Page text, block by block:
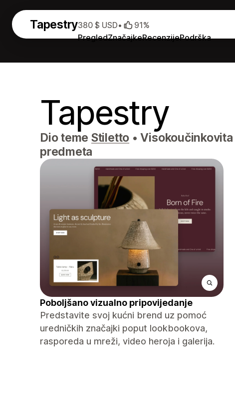
Tapestry
PregledZnačajkeRecenzijePodrška
380 $ USD• 91%
Tapestry
Dio teme Stiletto •
predmeta
Poboljšano vizualno pripovijedanje
Predstavite svoj kućni brend uz pomoć
uredničkih značajki poput lookbookova,
rasporeda u mreži, video heroja i galerija.